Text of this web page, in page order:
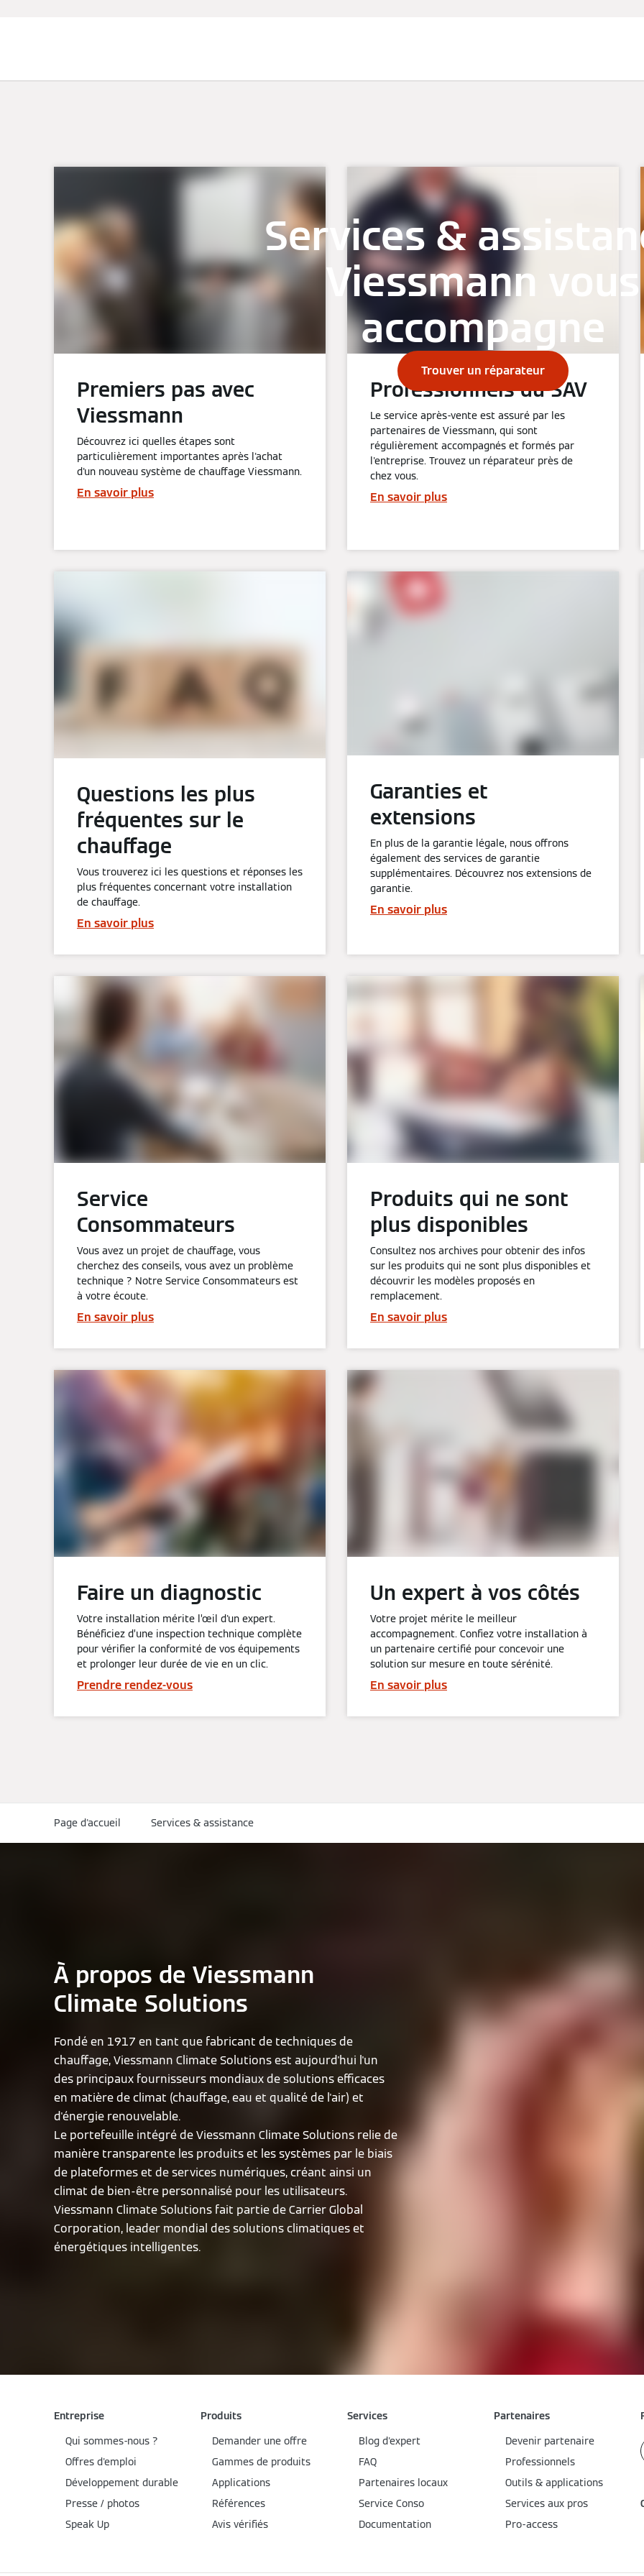
Services &
Viessmann vous
accompagne
Trouver un réparateur
Premiers pas avec
Viessmann
Découvrez ici quelles étapes sont
particulièrement importantes après l'achat
d'un nouveau système de chauffage Viessmann.
En savoir plus
Professionnels du SAV
Le service après-vente est assuré par les
partenaires de Viessmann, qui sont
régulièrement accompagnés et formés par
l'entreprise. Trouvez un réparateur près de
chez vous.
En savoir plus
Questions les plus
fréquentes sur le
chauffage
Vous trouverez ici les questions et réponses les
plus fréquentes concernant votre installation
de chauffage.
En savoir plus
Garanties et
extensions
En plus de la garantie légale, nous offrons
également des services de garantie
supplémentaires. Découvrez nos extensions de
garantie.
En savoir plus
Service
Consommateurs
Vous avez un projet de chauffage, vous
cherchez des conseils, vous avez un problème
technique ? Notre Service Consommateurs est
à votre écoute.
En savoir plus
Produits qui ne sont
plus disponibles
Consultez nos archives pour obtenir des infos
sur les produits qui ne sont plus disponibles et
découvrir les modèles proposés en
remplacement.
En savoir plus
Faire un diagnostic
Votre installation mérite l’œil d'un expert.
Bénéficiez d’une inspection technique complète
pour vérifier la conformité de vos équipements
et prolonger leur durée de vie en un clic.
Prendre rendez-vous
Un expert à vos côtés
Votre projet mérite le meilleur
accompagnement. Confiez votre installation à
un partenaire certifié pour concevoir une
solution sur mesure en toute sérénité.
En savoir plus
Page d'accueil Services & assistance
À propos de Viessmann
Climate Solutions
Fondé en 1917 en tant que fabricant de techniques de
chauffage, Viessmann Climate Solutions est aujourd'hui l'un
des principaux fournisseurs mondiaux de solutions efficaces
en matière de climat (chauffage, eau et qualité de l'air) et
d'énergie renouvelable.
Le portefeuille intégré de Viessmann Climate Solutions relie de
manière transparente les produits et les systèmes par le biais
de plateformes et de services numériques, créant ainsi un
climat de bien-être personnalisé pour les utilisateurs.
Viessmann Climate Solutions fait partie de Carrier Global
Corporation, leader mondial des solutions climatiques et
énergétiques intelligentes.
Entreprise
Qui sommes-nous ?
Offres d'emploi
Développement durable
Presse / photos
Speak Up
Produits
Demander une offre
Gammes de produits
Applications
Références
Avis vérifiés
Services
Blog d'expert
FAQ
Partenaires locaux
Service Conso
Documentation
Partenaires
Devenir partenaire
Professionnels
Outils & applications
Services aux pros
Pro-access